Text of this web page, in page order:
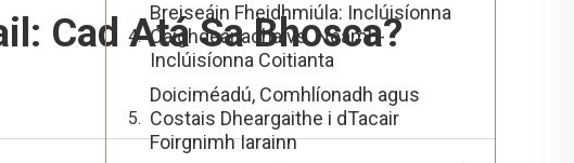
Cad Atá Sa Bhosca?
Breiseáin Fheidhmiúla: Inclúisíonna
Caighdeánacha vs. Neamh-
Inclúisíonna Coitianta
Doiciméadú, Comhlíonadh agus
Costais Dheargaithe i dTacair
Foirgnimh Iarainn